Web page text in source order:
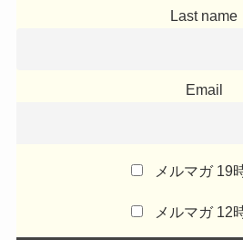
Last name
Email
メルマガ 19
メルマガ 12